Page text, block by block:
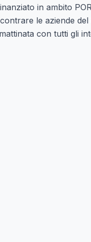
in ambito
le aziende
con tutti gli